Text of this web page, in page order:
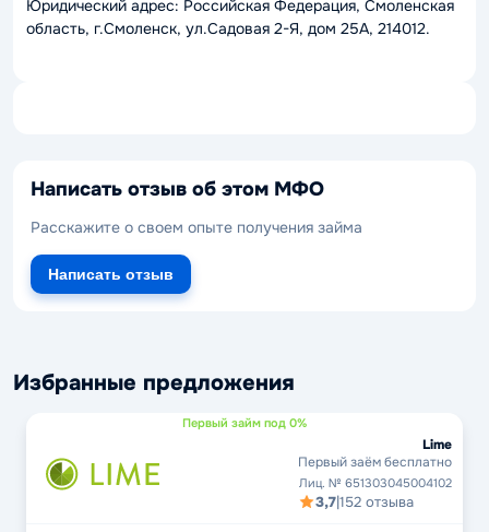
Юридический адрес: Российская Федерация, Смоленская
область, г.Смоленск, ул.Садовая 2-Я, дом 25А, 214012.
Написать отзыв об этом МФО
Расскажите о своем опыте получения займа
Написать отзыв
Избранные предложения
Первый займ под 0%
Lime
Первый заём бесплатно
Лиц. № 651303045004102
3,7|152 отзыва